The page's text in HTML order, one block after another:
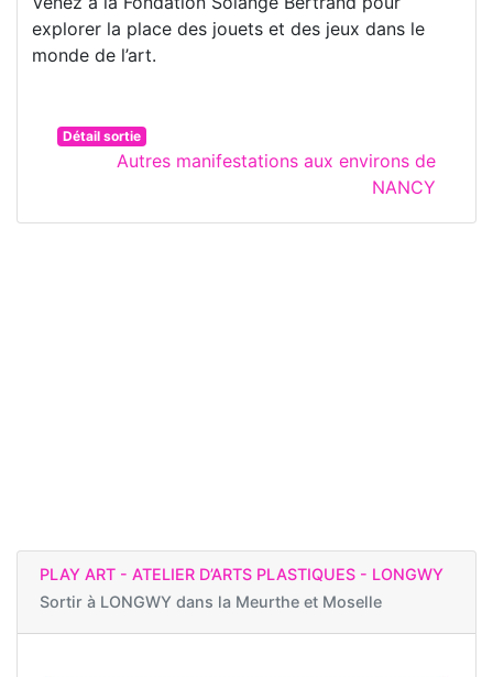
explorer la place des jouets et des jeux dans le
monde de l’art.
Détail sortie
Autres manifestations aux environs de
NANCY
PLAY ART - ATELIER D’ARTS PLASTIQUES - LONGWY
Sortir à LONGWY dans la Meurthe et Moselle